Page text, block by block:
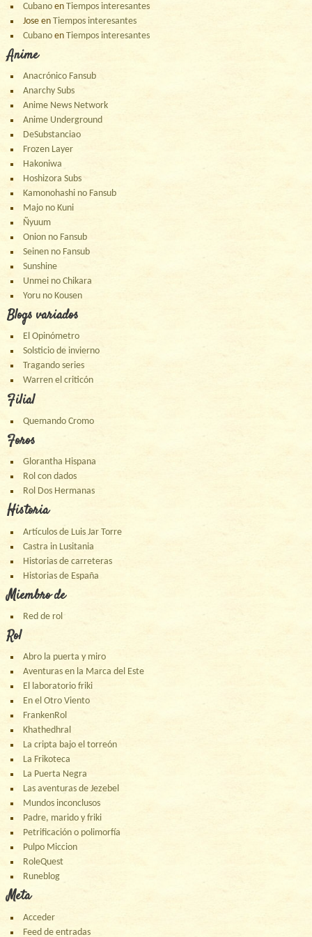
Cubano enTiempos interesantes
Jose enTiempos interesantes
Cubano enTiempos interesantes
Anime
Anacrónico Fansub
Anarchy Subs
Anime News Network
Anime Underground
DeSubstanciao
Frozen Layer
Hakoniwa
Hoshizora Subs
Kamonohashi no Fansub
Majo no Kuni
Ñyuum
Onion no Fansub
Seinen no Fansub
Sunshine
Unmei no Chikara
Yoru no Kousen
Blogs variados
El Opinómetro
Solsticio de invierno
Tragando series
Warren el criticón
Filial
Quemando Cromo
Foros
Glorantha Hispana
Rol con dados
Rol Dos Hermanas
Historia
Artículos de Luis Jar Torre
Castra in Lusitania
Historias de carreteras
Historias de España
Miembro de
Red de rol
Rol
Abro la puerta y miro
Aventuras en la Marca del Este
El laboratorio friki
En el Otro Viento
FrankenRol
Khathedhral
La cripta bajo el torreón
La Frikoteca
La Puerta Negra
Las aventuras de Jezebel
Mundos inconclusos
Padre, marido y friki
Petrificación o polimorfía
Pulpo Miccion
RoleQuest
Runeblog
Meta
Acceder
Feed de entradas